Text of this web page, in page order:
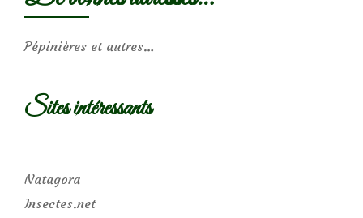
Pépinières et autres…
Sites intéressants
Natagora
Insectes.net